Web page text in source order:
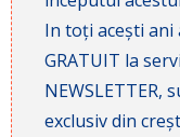
In toți acești ani
GRATUIT la
NEWSLETTER,
exclusiv din